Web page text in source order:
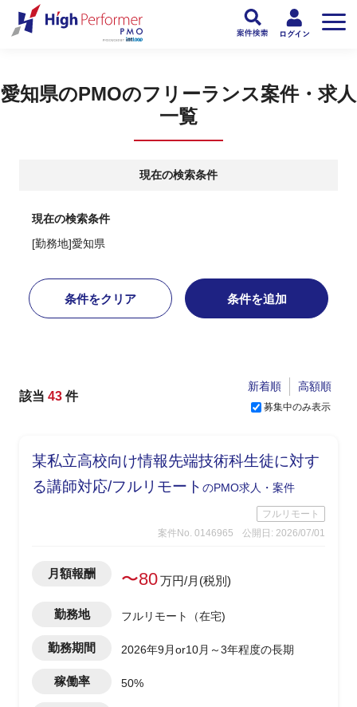
愛知県のPMOのフリーランス案件・求人
一覧
現在の検索条件
現在の検索条件
[勤務地]愛知県
条件をクリア 条件を追加
該当 43 件
募集中のみ表示
新着順 高額順
某私立高校向け情報先端技術科生徒に対す
る講師対応/フルリモート のPMO求人・案件
フルリモート
案件No. 0146965
公開日: 2026/07/01
月額報酬 〜80万円/月(税別)
勤務地 フルリモート（在宅)
勤務期間 2026年9月or10月～3年程度の長期
稼働率 50%